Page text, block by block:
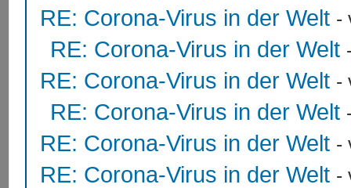
RE: Corona-Virus in der Welt -
RE: Corona-Virus in der Welt
RE: Corona-Virus in der Welt -
RE: Corona-Virus in der Welt
RE: Corona-Virus in der Welt -
RE: Corona-Virus in der Welt -